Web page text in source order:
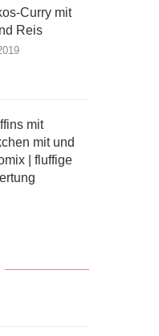
Curry mit
Reis
mit
mit und
| fluffige